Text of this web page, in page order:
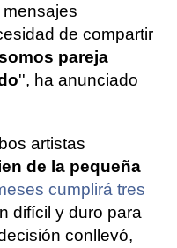
de compartir
pareja
'', ha anunciado
artistas
de la pequeña
cumplirá tres
difícil y duro para
conllevó,